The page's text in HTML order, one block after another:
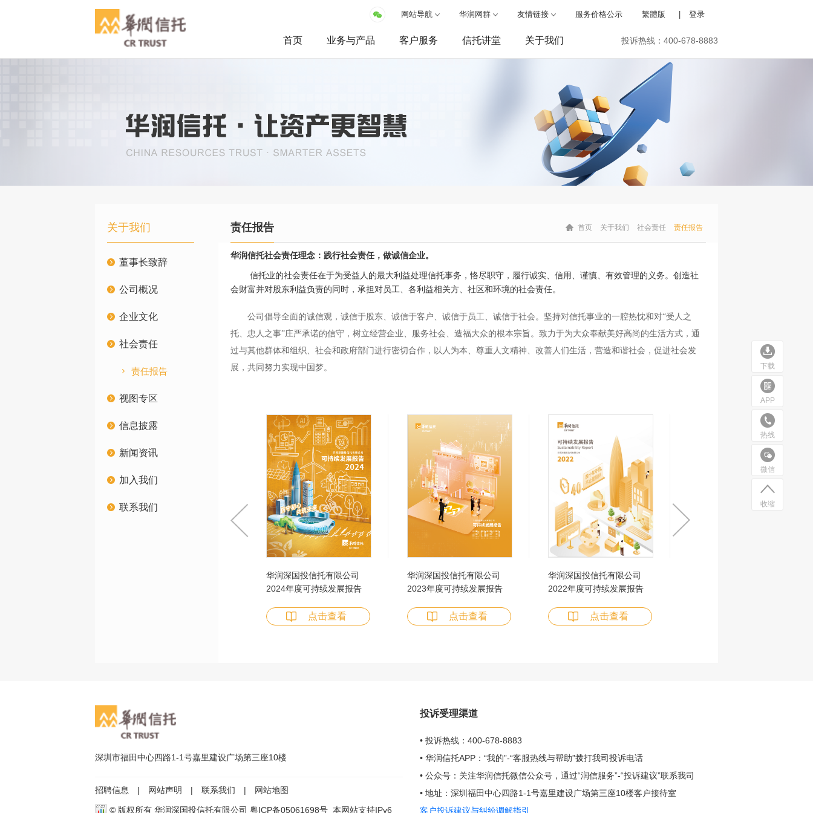
下载
APP
热线
微信
收缩
网站导航 华润网群 友情链接 服务价格公示 繁體版 登录
首页 业务与产品 客户服务 信托讲堂 关于我们 投诉热线：400-678-8883
关于我们
董事长致辞
公司概况
企业文化
社会责任
责任报告
视图专区
信息披露
新闻资讯
加入我们
联系我们
首页 关于我们 社会责任 责任报告
责任报告
华润信托社会责任理念：践行社会责任，做诚信企业。
信托业的社会责任在于为受益人的最大利益处理信托事务，恪尽职守，履行诚实、信用、谨慎、有效管理的义务。创造社
会财富并对股东利益负责的同时，承担对员工、各利益相关方、社区和环境的社会责任。
公司倡导全面的诚信观，诚信于股东、诚信于客户、诚信于员工、诚信于社会。坚持对信托事业的一腔热忱和对“受人之
托、忠人之事”庄严承诺的信守，树立经营企业、服务社会、造福大众的根本宗旨。致力于为大众奉献美好高尚的生活方式，通
过与其他群体和组织、社会和政府部门进行密切合作，以人为本、尊重人文精神、改善人们生活，营造和谐社会，促进社会发
展，共同努力实现中国梦。
华润深国投信托有限公司
2024年度可持续发展报告
点击查看
华润深国投信托有限公司
2023年度可持续发展报告
点击查看
华润深国投信托有限公司
2022年度可持续发展报告
点击查看
深圳市福田中心四路1-1号嘉里建设广场第三座10楼
招聘信息 | 网站声明 | 联系我们 | 网站地图
© 版权所有 华润深国投信托有限公司 粤ICP备05061698号 本网站支持IPv6
投诉受理渠道
• 投诉热线：400-678-8883
• 华润信托APP：“我的”-“客服热线与帮助”拨打我司投诉电话
• 公众号：关注华润信托微信公众号，通过“润信服务”-“投诉建议”联系我司
• 地址：深圳福田中心四路1-1号嘉里建设广场第三座10楼客户接待室
客户投诉建议与纠纷调解指引